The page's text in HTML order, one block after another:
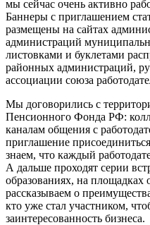
мы сейчас очень активно
Баннеры с приглашением
размещены на сайтах
администраций
листовками и буклетами
районных администраций,
ассоциации союза
Мы договорились с
Пенсионного Фонда РФ:
каналам общения с
приглашение
знаем, что каждый
А дальше проходят серии
образованиях, на площадках
рассказываем о
кто уже стал участником,
заинтересованность бизнеса.